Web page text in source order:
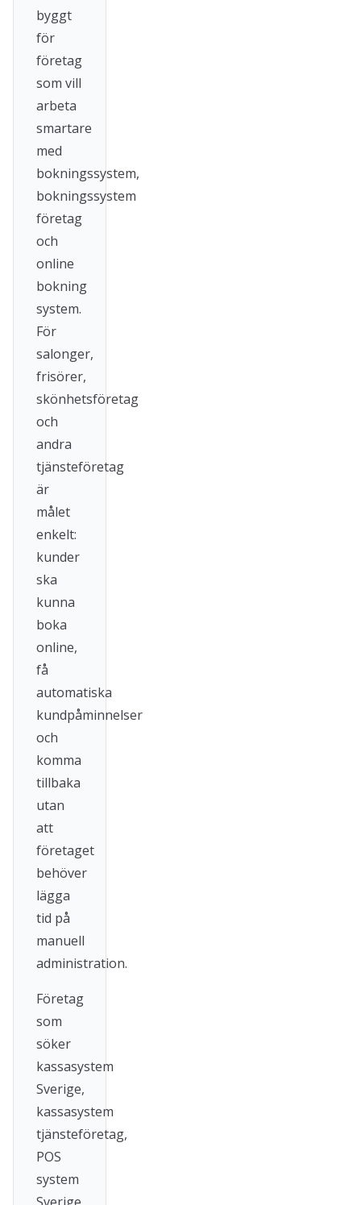
byggt
för
företag
som vill
arbeta
smartare
med
bokningssystem,
bokningssystem
företag
och
online
bokning
system.
För
salonger,
frisörer,
skönhetsföretag
och
andra
tjänsteföretag
är
målet
enkelt:
kunder
ska
kunna
boka
online,
få
automatiska
kundpåminnelser
och
komma
tillbaka
utan
att
företaget
behöver
lägga
tid på
manuell
administration.
Företag
som
söker
kassasystem
Sverige,
kassasystem
tjänsteföretag,
POS
system